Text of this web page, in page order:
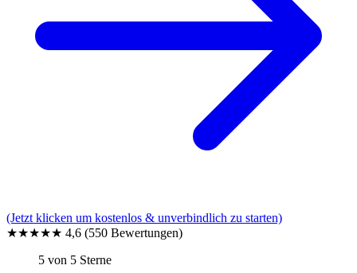
(Jetzt klicken um kostenlos & unverbindlich zu starten)
★★★★★ 4,6 (550 Bewertungen)
5 von 5 Sterne